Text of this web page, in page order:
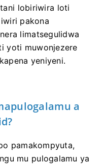
lobiriwira loti
pakona
limatsegulidwa
yoti muwonjezere
yeniyeni.
a
pamakompyuta,
mu pulogalamu ya